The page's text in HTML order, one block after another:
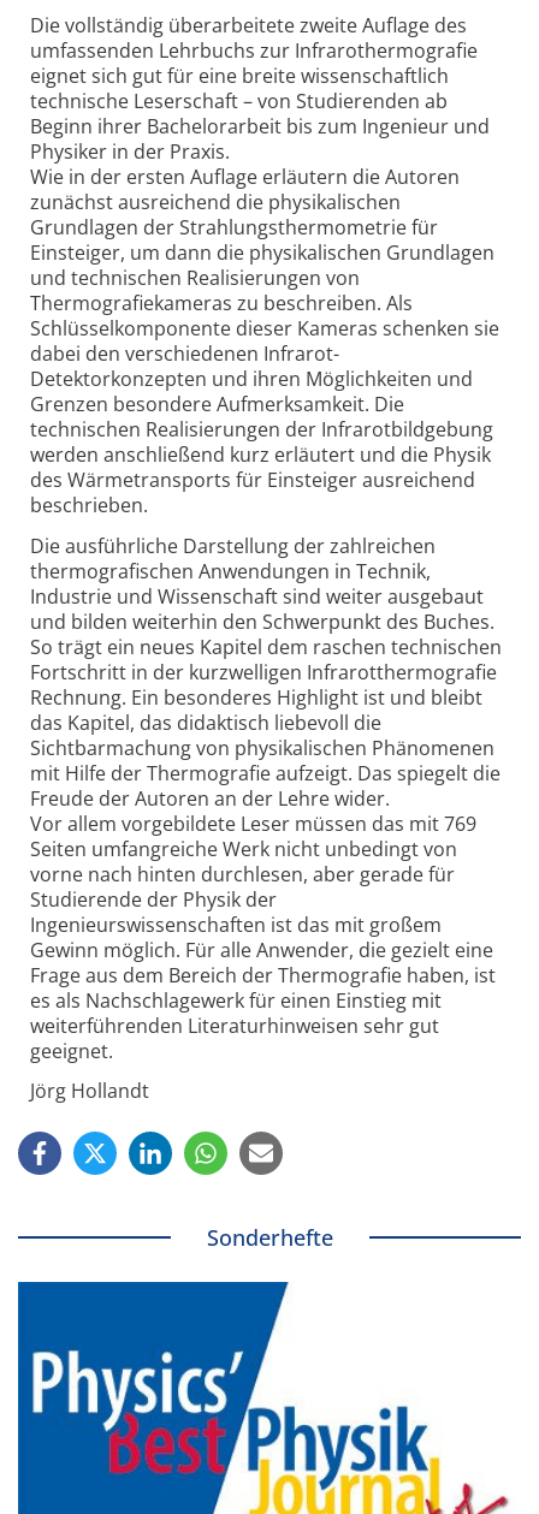
Die vollständig überarbeitete zweite Auflage des
umfassenden Lehrbuchs zur Infrarothermografie
eignet sich gut für eine breite wissenschaftlich
technische Leserschaft – von Studierenden ab
Beginn ihrer Bachelorarbeit bis zum Ingenieur und
Physiker in der Praxis.
Wie in der ersten Auflage erläutern die Autoren
zunächst ausreichend die physikalischen
Grundlagen der Strahlungsthermometrie für
Einsteiger, um dann die physikalischen Grundlagen
und technischen Realisierungen von
Thermografiekameras zu beschreiben. Als
Schlüsselkomponente dieser Kameras schenken sie
dabei den verschiedenen Infrarot-
Detektorkonzepten und ihren Möglichkeiten und
Grenzen besondere Aufmerksamkeit. Die
technischen Realisierungen der Infrarotbildgebung
werden anschließend kurz erläutert und die Physik
des Wärmetransports für Einsteiger ausreichend
beschrieben.
Die ausführliche Darstellung der zahlreichen
thermografischen Anwendungen in Technik,
Industrie und Wissen­schaft sind weiter ausgebaut
und bilden weiterhin den Schwerpunkt des Buches.
So trägt ein neues Kapitel dem raschen technischen
Fortschritt in der kurzwelligen Infrarotthermografie
Rechnung. Ein besonderes Highlight ist und bleibt
das Kapitel, das didaktisch liebevoll die
Sichtbarmachung von physikalischen Phänomenen
mit Hilfe der Thermografie aufzeigt. Das spiegelt die
Freude der Autoren an der Lehre wider.
Vor allem vorgebildete Leser müssen das mit 769
Seiten umfangreiche Werk nicht unbedingt von
vorne nach hinten durchlesen, aber gerade für
Studierende der Physik der
Ingenieurswissenschaften ist das mit großem
Gewinn möglich. Für alle Anwender, die gezielt eine
Frage aus dem Bereich der Thermo­grafie haben, ist
es als Nachschlagewerk für einen Ein­stieg mit
weiterführenden Literaturhinweisen sehr gut
geeignet.
Jörg Hollandt
Sonderhefte